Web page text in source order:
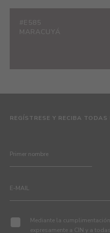
#E585
MARACUYÁ
REGÍSTRESE Y RECIBA
Mediante la
expresamente a CIN y a